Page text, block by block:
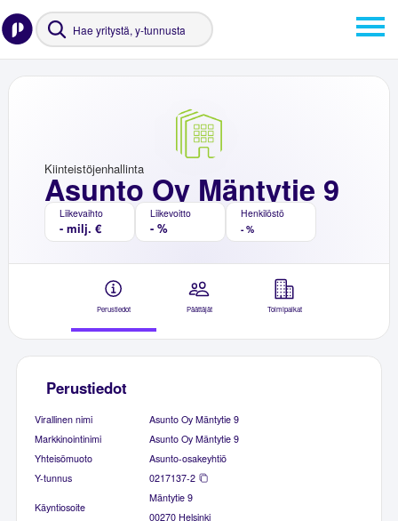
Asunto Oy Mäntytie 9
Kiinteistöjenhallinta
Liikevaihto
- milj. €
Liikevoitto
- %
Henkilöstö
- %
Perustiedot Päättäjät Toimipaikat
Perustiedot
Virallinen nimi
Asunto Oy Mäntytie 9
Markkinointinimi
Asunto Oy Mäntytie 9
Yhteisömuoto
Asunto-osakeyhtiö
Y-tunnus
0217137-2
Käyntiosoite
Mäntytie 9
00270 Helsinki